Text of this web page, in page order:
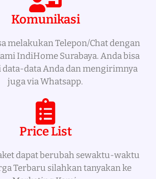
Komunikasi
melakukan Telepon/Chat dengan
IndiHome Surabaya. Anda bisa
data Anda dan mengirimnya
juga via Whatsapp.
Price List
dapat berubah sewaktu-waktu
Terbaru silahkan tanyakan ke